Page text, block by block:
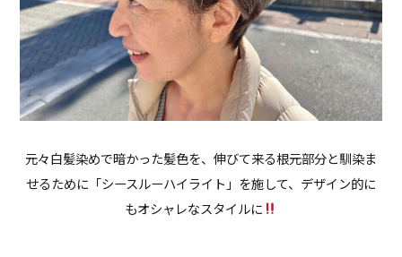
元々白髪染めで暗かった髪色を、伸びて来る根元部分と馴染ま
せるために「シースルーハイライト」を施して、デザイン的に
もオシャレなスタイルに